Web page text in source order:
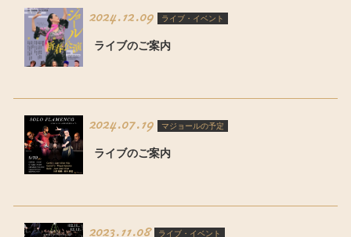
2024.12.09 ライブ・イベント
ライブのご案内
2024.07.19 マジョールの予定
ライブのご案内
2023.11.08 ライブ・イベント